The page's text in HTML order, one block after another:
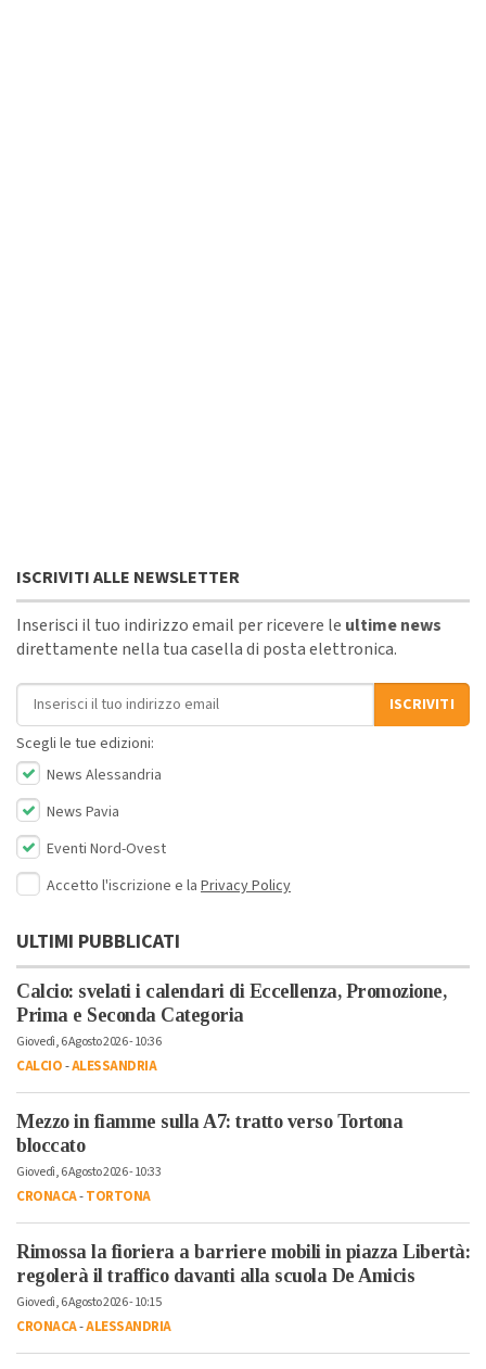
ISCRIVITI ALLE NEWSLETTER
Inserisci il tuo indirizzo email per ricevere le ultime news
direttamente nella tua casella di posta elettronica.
Indirizzo email
ISCRIVITI
Scegli le tue edizioni:
News Alessandria
News Pavia
Eventi Nord-Ovest
Accetto l'iscrizione e la Privacy Policy
ULTIMI PUBBLICATI
Calcio: svelati i calendari di Eccellenza, Promozione,
Prima e Seconda Categoria
Giovedì, 6 Agosto 2026 - 10:36
CALCIO-ALESSANDRIA
Mezzo in fiamme sulla A7: tratto verso Tortona
bloccato
Giovedì, 6 Agosto 2026 - 10:33
CRONACA-TORTONA
Rimossa la fioriera a barriere mobili in piazza Libertà:
regolerà il traffico davanti alla scuola De Amicis
Giovedì, 6 Agosto 2026 - 10:15
CRONACA-ALESSANDRIA